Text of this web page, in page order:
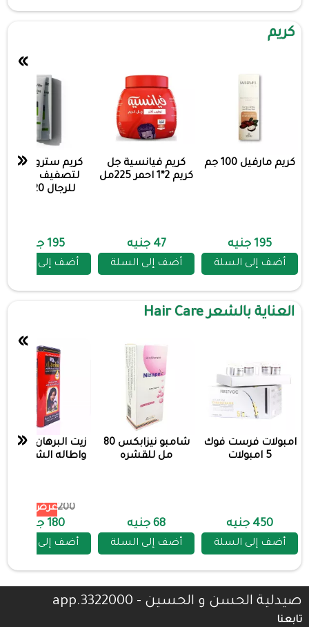
كريم
كريم مارفيل 100 جم
195 جنيه
أضف إلى السلة
كريم فيانسية جل
كريم 2*1 احمر 225مل
47 جنيه
أضف إلى السلة
كريم سترونج فيل
لتصفيف الشعر
للرجال 120 مل
195 جنيه
أضف إلى السلة
»
«
العناية بالشعر Hair Care
امبولات فرست فوك
5 امبولات
450 جنيه
أضف إلى السلة
شامبو نيزابكس 80
مل للقشره
68 جنيه
أضف إلى السلة
زيت البرهان لتكثيف
واطاله الشعر احمر
200عرض 10%
180 جنيه
أضف إلى السلة
»
«
صيدلية الحسن و الحسين - 3322000.app
تابعنا